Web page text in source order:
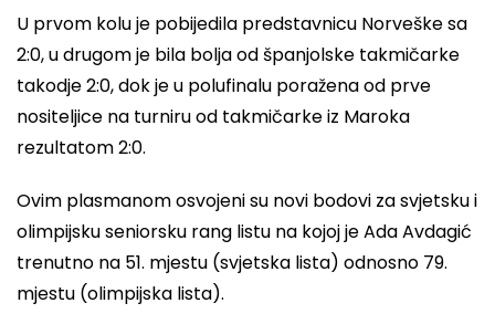
U prvom kolu je pobijedila predstavnicu Norveške sa
2:0, u drugom je bila bolja od španjolske takmičarke
takodje 2:0, dok je u polufinalu poražena od prve
nositeljice na turniru od takmičarke iz Maroka
rezultatom 2:0.
Ovim plasmanom osvojeni su novi bodovi za svjetsku i
olimpijsku seniorsku rang listu na kojoj je Ada Avdagić
trenutno na 51. mjestu (svjetska lista) odnosno 79.
mjestu (olimpijska lista).